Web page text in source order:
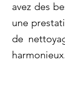
avez des
une
de